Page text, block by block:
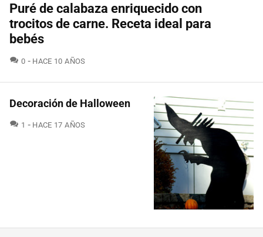
Puré de calabaza enriquecido con
trocitos de carne. Receta ideal para
bebés
0 COMENTARIOS
HACE 10 AÑOS
Decoración de Halloween
1 COMENTARIOS
HACE 17 AÑOS